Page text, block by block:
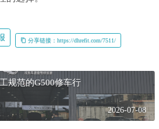
断设备以及全面的服务保障体系，
处理伴随保养发现的复杂故障，亦或
机整备，鼎火都能提供高度专业化
辆长期可靠运行、注重服务性价比
而言，将鼎火奔驰专修纳入优先考